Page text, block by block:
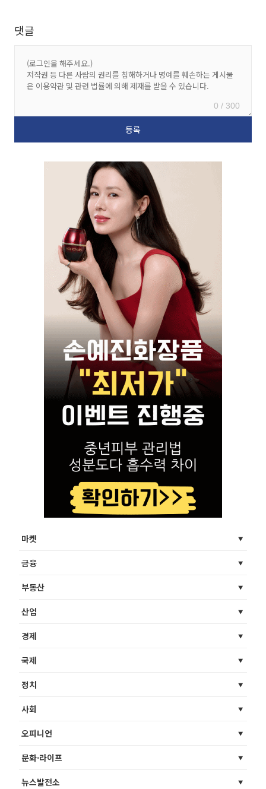
댓글
0 / 300
마켓
금융
부동산
산업
경제
국제
정치
사회
오피니언
문화·라이프
뉴스발전소